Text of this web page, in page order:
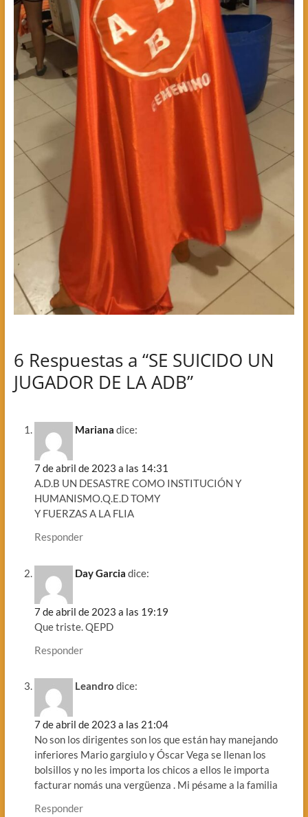
6 Respuestas a “SE SUICIDO UN
JUGADOR DE LA ADB”
Mariana dice:
7 de abril de 2023 a las 14:31
A.D.B UN DESASTRE COMO INSTITUCIÓN Y
HUMANISMO.Q.E.D TOMY
Y FUERZAS A LA FLIA
Responder
Day Garcia dice:
7 de abril de 2023 a las 19:19
Que triste. QEPD
Responder
Leandro dice:
7 de abril de 2023 a las 21:04
No son los dirigentes son los que están hay manejando
inferiores Mario gargiulo y Óscar Vega se llenan los
bolsillos y no les importa los chicos a ellos le importa
facturar nomás una vergüenza . Mi pésame a la familia
Responder